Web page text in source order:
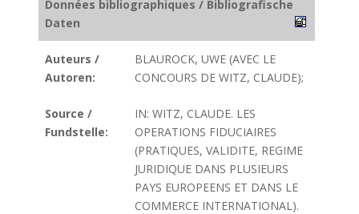
Données bibliographiques / Bibliografische
Daten
Auteurs /
Autoren:
BLAUROCK, UWE (AVEC LE
CONCOURS DE WITZ, CLAUDE);
Source /
Fundstelle:
IN: WITZ, CLAUDE. LES
OPERATIONS FIDUCIAIRES
(PRATIQUES, VALIDITE, REGIME
JURIDIQUE DANS PLUSIEURS
PAYS EUROPEENS ET DANS LE
COMMERCE INTERNATIONAL).